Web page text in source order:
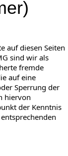
auf diesen Seiten
sind wir als
fremde
auf eine
Sperrung der
hiervon
der Kenntnis